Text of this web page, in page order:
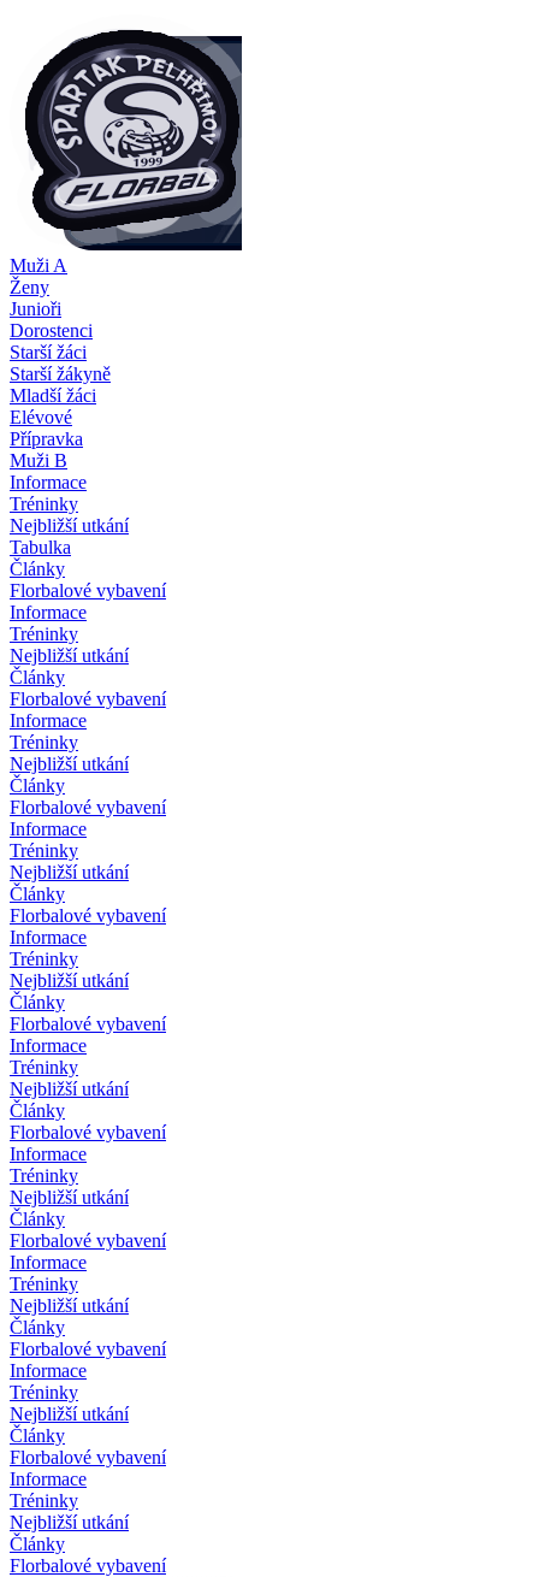
Muži A
Ženy
Junioři
Dorostenci
Starší žáci
Starší žákyně
Mladší žáci
Elévové
Přípravka
Muži B
Informace
Tréninky
Nejbližší utkání
Tabulka
Články
Florbalové vybavení
Informace
Tréninky
Nejbližší utkání
Články
Florbalové vybavení
Informace
Tréninky
Nejbližší utkání
Články
Florbalové vybavení
Informace
Tréninky
Nejbližší utkání
Články
Florbalové vybavení
Informace
Tréninky
Nejbližší utkání
Články
Florbalové vybavení
Informace
Tréninky
Nejbližší utkání
Články
Florbalové vybavení
Informace
Tréninky
Nejbližší utkání
Články
Florbalové vybavení
Informace
Tréninky
Nejbližší utkání
Články
Florbalové vybavení
Informace
Tréninky
Nejbližší utkání
Články
Florbalové vybavení
Informace
Tréninky
Nejbližší utkání
Články
Florbalové vybavení